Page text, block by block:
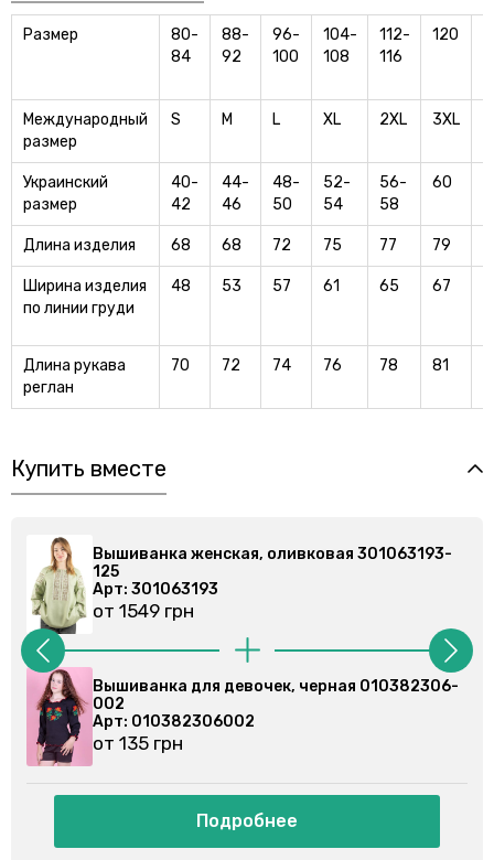
Размер
80-
84
88-
92
96-
100
104-
108
112-
116
120
Международный
размер
S M L XL 2XL 3XL
Украинский
размер
40-
42
44-
46
48-
50
52-
54
56-
58
60
Длина изделия 68 68 72 75 77 79
Ширина изделия
по линии груди
48 53 57 61 65 67
Длина рукава
реглан
70 72 74 76 78 81
Купить вместе
Вышиванка женская, оливковая 301063193-
125
Арт: 301063193
от 1549 грн
Вышиванка для девочки, черная 010375306-
002
Арт: 010375306
от 146 грн
Подробнее